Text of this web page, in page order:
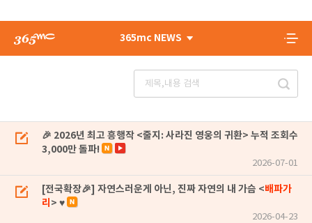
365mc NEWS
🎉 2026년 최고 흥행작 <줄지: 사라진 영웅의 귀환> 누적 조회수
3,000만 돌파!
2026-07-01
[전국확장🎉] 자연스러운게 아닌, 진짜 자연의 내 가슴 <배파가
리 > ♥
2026-04-23